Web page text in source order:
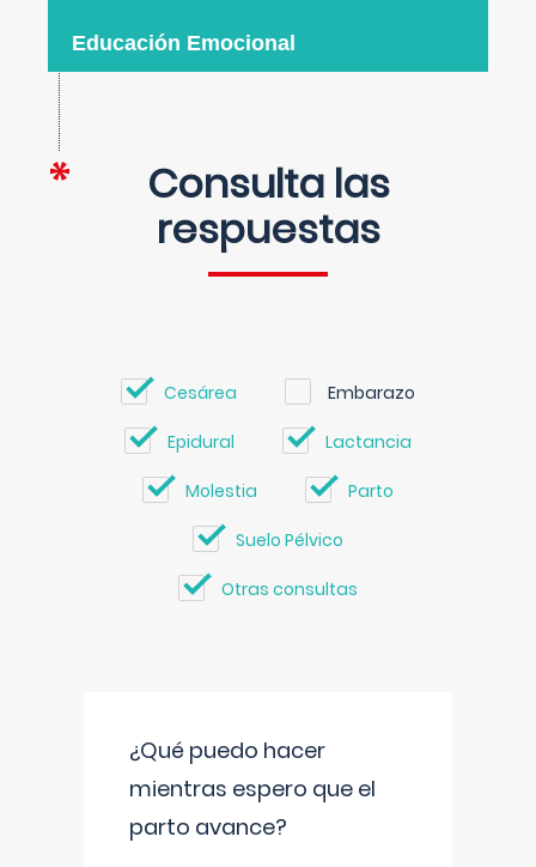
Educación Emocional
Consulta las
respuestas
Cesárea Embarazo
Epidural Lactancia
Molestia Parto
Suelo Pélvico
Otras consultas
¿Qué puedo hacer
mientras espero que el
parto avance?